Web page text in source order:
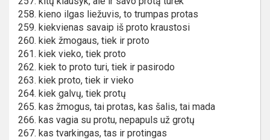
258. kieno ilgas liežuvis, to trumpas protas
259. kiekvienas savaip iš proto kraustosi
260. kiek žmogaus, tiek ir proto
261. kiek vieko, tiek proto
262. kiek to proto turi, tiek ir pasirodo
263. kiek proto, tiek ir vieko
264. kiek galvų, tiek protų
265. kas žmogus, tai protas, kas šalis, tai mada
266. kas vagia su protu, nepapuls už grotų
267. kas tvarkingas, tas ir protingas